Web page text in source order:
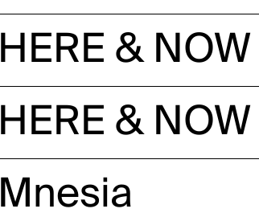
HERE & NOW
HERE & NOW
Mnesia